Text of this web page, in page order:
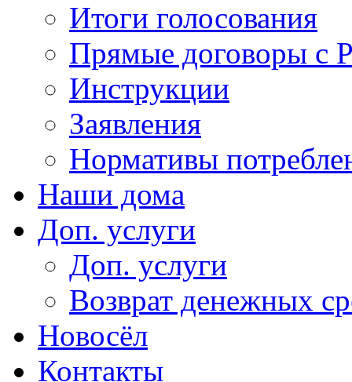
Итоги голосования
Прямые договоры с
Инструкции
Заявления
Нормативы
Наши дома
Доп. услуги
Доп. услуги
Возврат денежных
Новосёл
Контакты